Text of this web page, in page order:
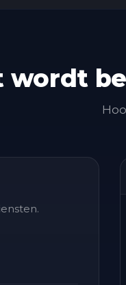
wordt